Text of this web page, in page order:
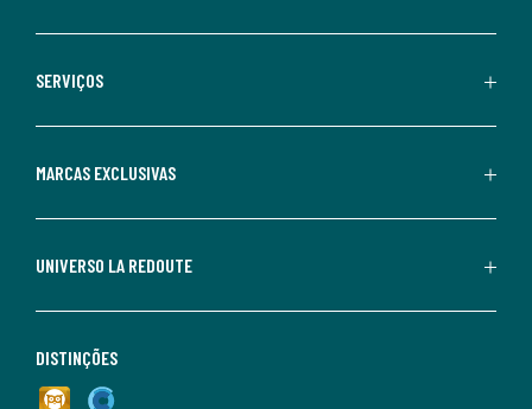
SERVIÇOS
MARCAS EXCLUSIVAS
UNIVERSO LA REDOUTE
DISTINÇÕES